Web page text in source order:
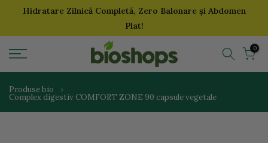
SariHidratare Zilnică Completă, Zero Balonare și Abdomen
Plat!
0
Produse bio
Complex digestiv COMFORT ZONE 90 capsule vegetale